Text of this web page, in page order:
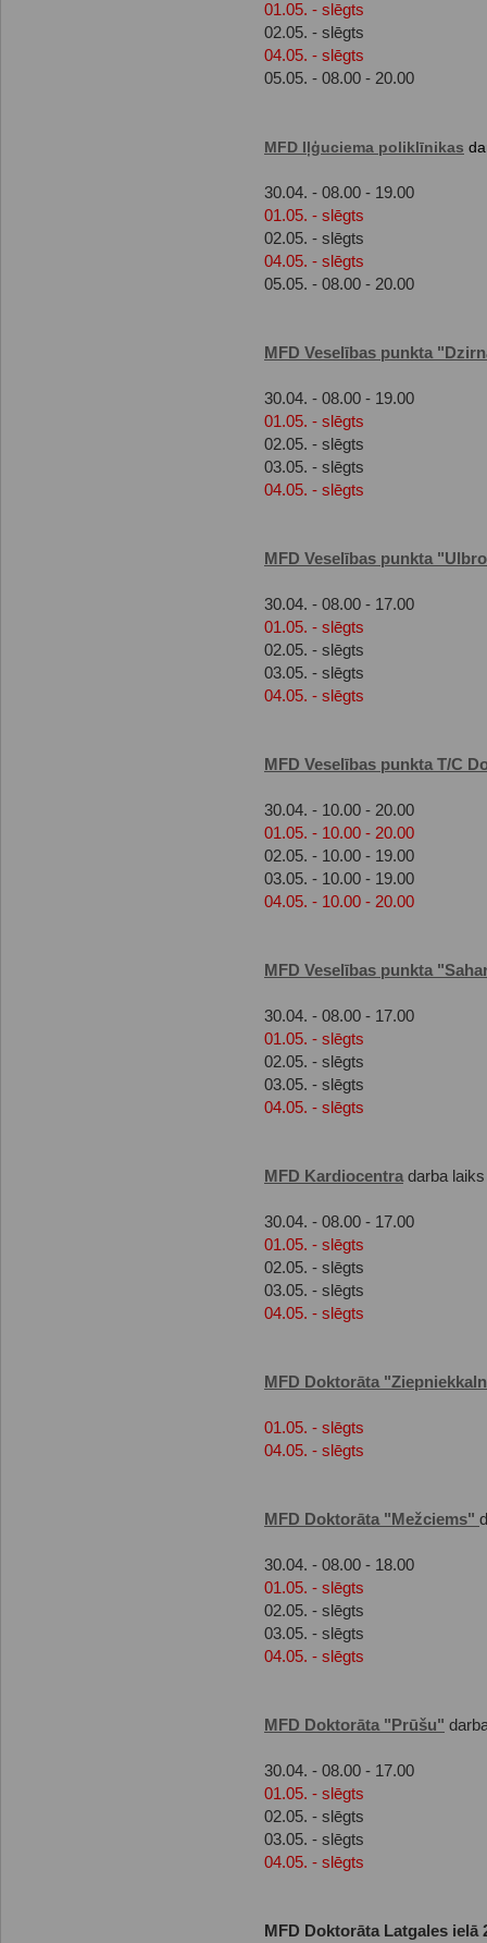
01.05. - slēgts
02.05. - slēgts
04.05. - slēgts
05.05. - 08.00 - 20.00
MFD Iļģuciema poliklīnikas
30.04. - 08.00 - 19.00
01.05. - slēgts
02.05. - slēgts
04.05. - slēgts
05.05. - 08.00 - 20.00
MFD Veselības punkta
30.04. - 08.00 - 19.00
01.05. - slēgts
02.05. - slēgts
03.05. - slēgts
04.05. - slēgts
MFD Veselības punkta
30.04. - 08.00 - 17.00
01.05. - slēgts
02.05. - slēgts
03.05. - slēgts
04.05. - slēgts
MFD Veselības punkta T/C
30.04. - 10.00 - 20.00
01.05. - 10.00 - 20.00
02.05. - 10.00 - 19.00
03.05. - 10.00 - 19.00
04.05. - 10.00 - 20.00
MFD Veselības punkta
30.04. - 08.00 - 17.00
01.05. - slēgts
02.05. - slēgts
03.05. - slēgts
04.05. - slēgts
MFD Kardiocentra darba
30.04. - 08.00 - 17.00
01.05. - slēgts
02.05. - slēgts
03.05. - slēgts
04.05. - slēgts
MFD Doktorāta
01.05. - slēgts
04.05. - slēgts
MFD Doktorāta "Mežciems"
30.04. - 08.00 - 18.00
01.05. - slēgts
02.05. - slēgts
03.05. - slēgts
04.05. - slēgts
MFD Doktorāta "Prūšu"
30.04. - 08.00 - 17.00
01.05. - slēgts
02.05. - slēgts
03.05. - slēgts
04.05. - slēgts
MFD Doktorāta Latgales ielā